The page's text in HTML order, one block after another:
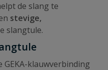
de slang te
stevige,
slangtule.
GEKA-klauwverbinding